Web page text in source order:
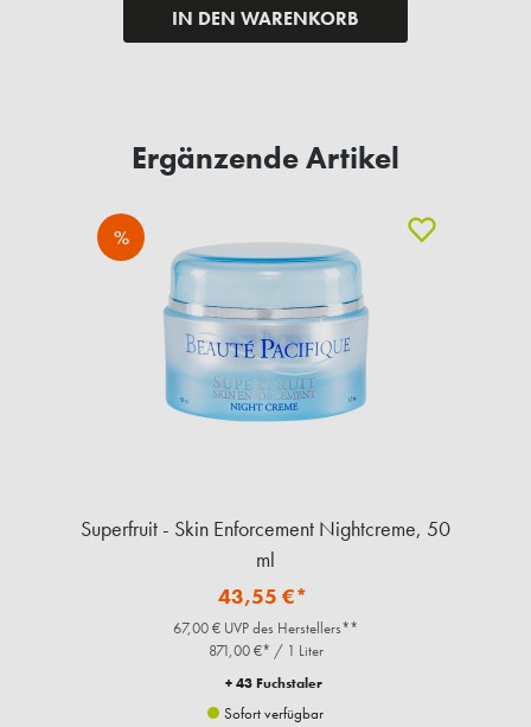
IN DEN WARENKORB
Ergänzende Artikel
%
Superfruit - Skin Enforcement Nightcreme, 50
ml
43,55 €*
67,00 € UVP des Herstellers**
871,00 €* / 1 Liter
+ 43 Fuchstaler
Sofort verfügbar